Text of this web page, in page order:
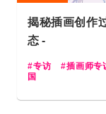
揭秘插画创作
态 -
专访 插画师专
国